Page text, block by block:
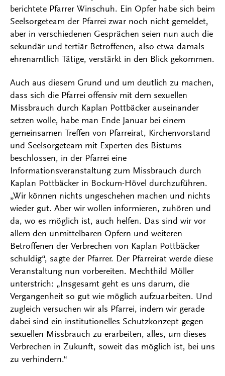
berichtete Pfarrer Winschuh. Ein Opfer habe sich beim
Seelsorgeteam der Pfarrei zwar noch nicht gemeldet,
aber in verschiedenen Gesprächen seien nun auch die
sekundär und tertiär Betroffenen, also etwa damals
ehrenamtlich Tätige, verstärkt in den Blick gekommen.
Auch aus diesem Grund und um deutlich zu machen,
dass sich die Pfarrei offensiv mit dem sexuellen
Missbrauch durch Kaplan Pottbäcker auseinander
setzen wolle, habe man Ende Januar bei einem
gemeinsamen Treffen von Pfarreirat, Kirchenvorstand
und Seelsorgeteam mit Experten des Bistums
beschlossen, in der Pfarrei eine
Informationsveranstaltung zum Missbrauch durch
Kaplan Pottbäcker in Bockum-Hövel durchzuführen.
„Wir können nichts ungeschehen machen und nichts
wieder gut. Aber wir wollen informieren, zuhören und
da, wo es möglich ist, auch helfen. Das sind wir vor
allem den unmittelbaren Opfern und weiteren
Betroffenen der Verbrechen von Kaplan Pottbäcker
schuldig“, sagte der Pfarrer. Der Pfarreirat werde diese
Veranstaltung nun vorbereiten. Mechthild Möller
unterstrich: „Insgesamt geht es uns darum, die
Vergangenheit so gut wie möglich aufzuarbeiten. Und
zugleich versuchen wir als Pfarrei, indem wir gerade
dabei sind ein institutionelles Schutzkonzept gegen
sexuellen Missbrauch zu erarbeiten, alles, um dieses
Verbrechen in Zukunft, soweit das möglich ist, bei uns
zu verhindern.“